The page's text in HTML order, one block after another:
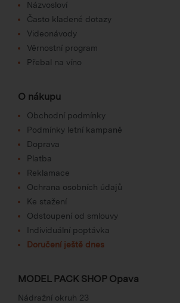
Názvosloví
Často kladené dotazy
Videonávody
Věrnostní program
Přebal na víno
O nákupu
Obchodní podmínky
Podmínky letní kampaně
Doprava
Platba
Reklamace
Ochrana osobních údajů
Ke stažení
Odstoupení od smlouvy
Individuální poptávka
Doručení ještě dnes
MODEL PACK SHOP Opava
Nádražní okruh 23